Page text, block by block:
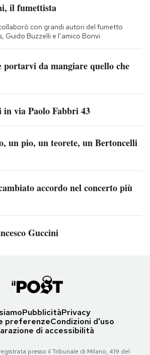
il fumettista
con grandi autori del fumetto
Guido Buzzelli e l’amico Bonvi
portarvi da mangiare quello che
via Paolo Fabbri 43
un pio, un teorete, un Bertoncelli
accordo nel concerto più
Guccini
PubblicitàPrivacy
preferenzeCondizioni d'uso
di accessibilità
presso il Tribunale di Milano, 419 del